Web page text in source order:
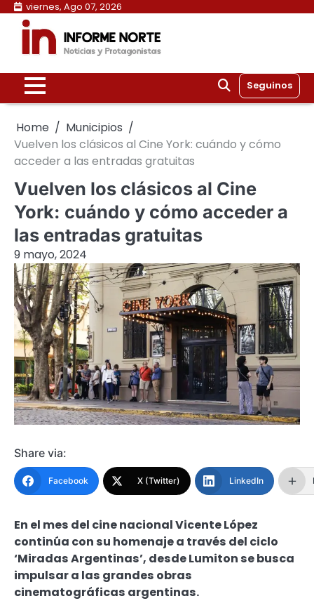
Skip
content
viernes, Ago 07, 2026
Seguinos
Home
Municipios
Vuelven los clásicos al Cine York: cuándo y cómo
acceder a las entradas gratuitas
Vuelven los clásicos al Cine
York: cuándo y cómo acceder a
las entradas gratuitas
9 mayo, 2024
Share via:
Facebook X (Twitter) LinkedIn
En el mes del cine nacional Vicente López
continúa con su homenaje a través del ciclo
‘Miradas Argentinas’, desde Lumiton se busca
impulsar a las grandes obras
cinematográficas argentinas.